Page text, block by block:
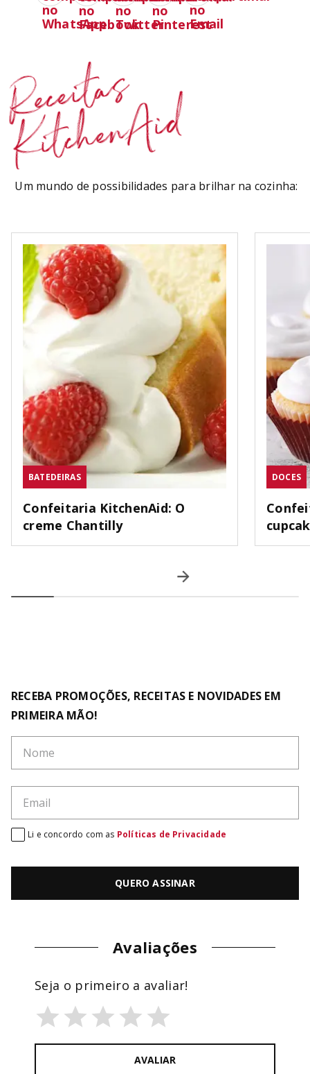
Receitas
KitchenAid
Um mundo de possibilidades para brilhar na cozinha:
BATEDEIRAS
Confeitaria KitchenAid: O
creme Chantilly
DOCES
RECEBA PROMOÇÕES, RECEITAS E NOVIDADES EM
PRIMEIRA MÃO!
QUERO ASSINAR
Li e concordo com as Políticas de Privacidade
Avaliações
Seja o primeiro a avaliar!
AVALIAR